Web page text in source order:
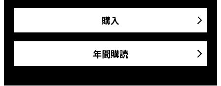
購入
年間購読